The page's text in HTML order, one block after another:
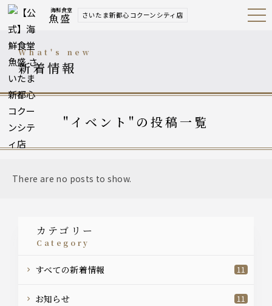
海鮮食堂
魚盛 さいたま新都心コクーンシティ店 Open
Navig
what's new
新着情報
"イベント"の投稿一覧
There are no posts to show.
カテゴリー
category
すべての新着情報 11
お知らせ 11